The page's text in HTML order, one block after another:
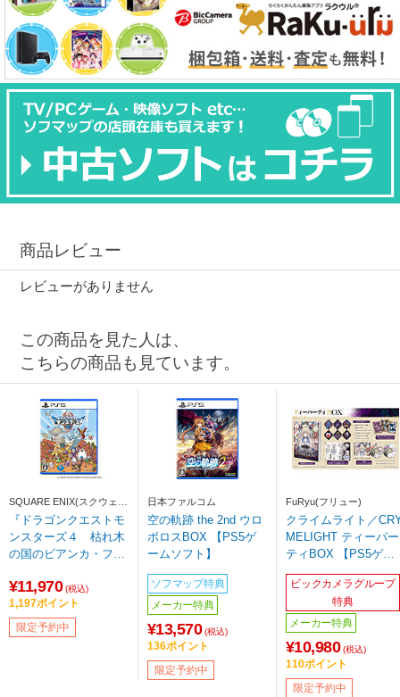
商品レビュー
レビューがありません
この商品を見た人は、
こちらの商品も見ています。
SQUARE ENIX(スクウェ
ア・エニックス)
『ドラゴンクエストモ
ンスターズ４ 枯れ木
の国のビアンカ・フロ
【PS5ゲームソフト】
¥11,970 (税込)
1,197ポイント
限定予約中
日本ファルコム
空の軌跡 the 2nd ウロ
ボロスBOX 【PS5ゲ
ームソフト】
ソフマップ特典
メーカー特典
¥13,570 (税込)
136ポイント
限定予約中
FuRyu(フリュー)
クライムライト／
MELIGHT ティーパー
ティBOX 【PS5ゲー
ムソフト】
ビックカメラグループ
特典
メーカー特典
¥10,980 (税込)
110ポイント
限定予約中